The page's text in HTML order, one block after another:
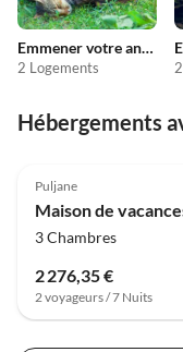
Emmener votre animal en vacances
2 Logements
Hébergements
Puljane
3 Chambres
2 276,35 €
2 voyageurs / 7 Nuits